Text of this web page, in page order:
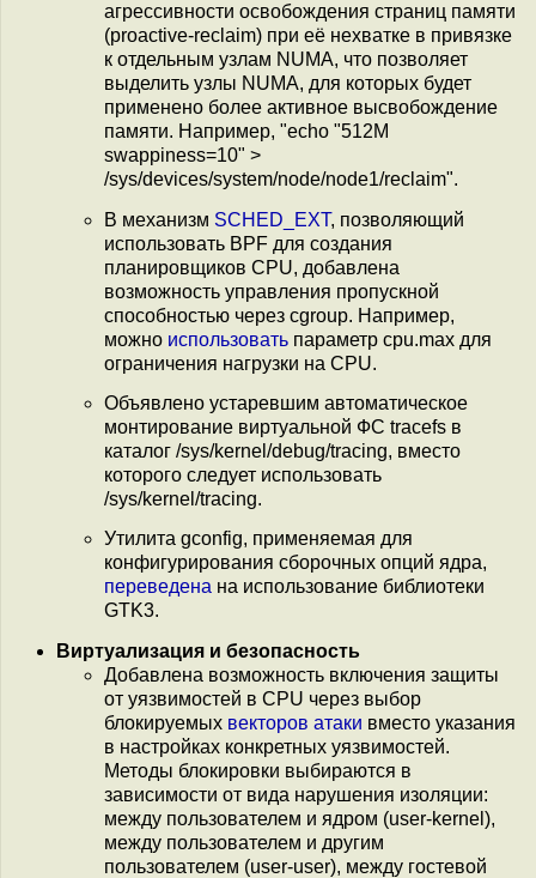
агрессивности освобождения страниц памяти
(proactive-reclaim) при её нехватке в привязке
к отдельным узлам NUMA, что позволяет
выделить узлы NUMA, для которых будет
применено более активное высвобождение
памяти. Например, "echo "512M
swappiness=10" >
/sys/devices/system/node/node1/reclaim".
В механизм SCHED_EXT, позволяющий
использовать BPF для создания
планировщиков CPU, добавлена
возможность управления пропускной
способностью через cgroup. Например,
можно использовать параметр cpu.max для
ограничения нагрузки на CPU.
Объявлено устаревшим автоматическое
монтирование виртуальной ФС tracefs в
каталог /sys/kernel/debug/tracing, вместо
которого следует использовать
/sys/kernel/tracing.
Утилита gconfig, применяемая для
конфигурирования сборочных опций ядра,
переведена на использование библиотеки
GTK3.
Виртуализация и безопасность
Добавлена возможность включения защиты
от уязвимостей в CPU через выбор
блокируемых векторов атаки вместо указания
в настройках конкретных уязвимостей.
Методы блокировки выбираются в
зависимости от вида нарушения изоляции:
между пользователем и ядром (user-kernel),
между пользователем и другим
пользователем (user-user), между гостевой